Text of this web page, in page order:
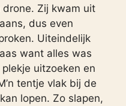
Zij kwam uit
dus even
Uiteindelijk
want alles was
uitzoeken en
tentje vlak bij de
lopen. Zo slapen,